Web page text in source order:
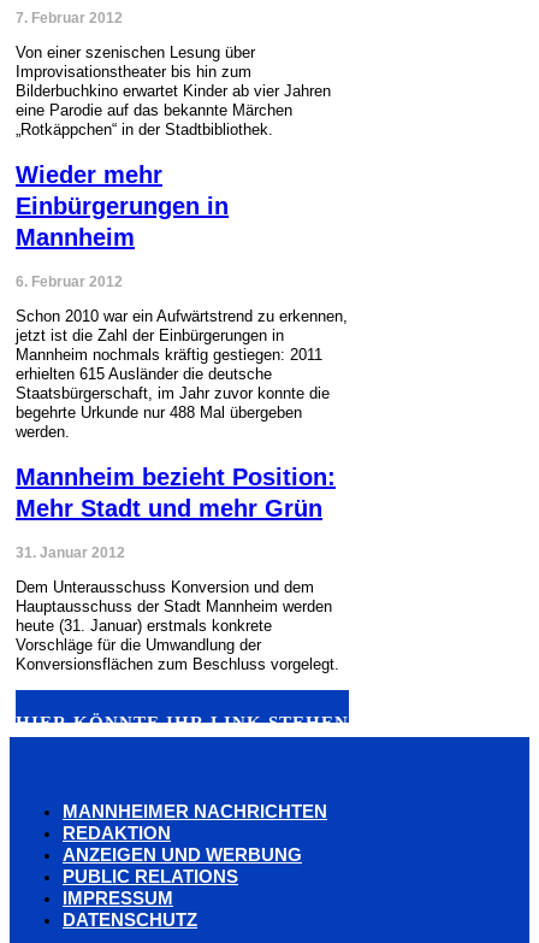
7. Februar 2012
Von einer szenischen Lesung über
Improvisationstheater bis hin zum
Bilderbuchkino erwartet Kinder ab vier Jahren
eine Parodie auf das bekannte Märchen
„Rotkäppchen“ in der Stadtbibliothek.
Wieder mehr
Einbürgerungen in
Mannheim
6. Februar 2012
Schon 2010 war ein Aufwärtstrend zu erkennen,
jetzt ist die Zahl der Einbürgerungen in
Mannheim nochmals kräftig gestiegen: 2011
erhielten 615 Ausländer die deutsche
Staatsbürgerschaft, im Jahr zuvor konnte die
begehrte Urkunde nur 488 Mal übergeben
werden.
Mannheim bezieht Position:
Mehr Stadt und mehr Grün
31. Januar 2012
Dem Unterausschuss Konversion und dem
Hauptausschuss der Stadt Mannheim werden
heute (31. Januar) erstmals konkrete
Vorschläge für die Umwandlung der
Konversionsflächen zum Beschluss vorgelegt.
HIER KÖNNTE IHR LINK STEHEN
MANNHEIMER NACHRICHTEN
REDAKTION
ANZEIGEN UND WERBUNG
PUBLIC RELATIONS
IMPRESSUM
DATENSCHUTZ